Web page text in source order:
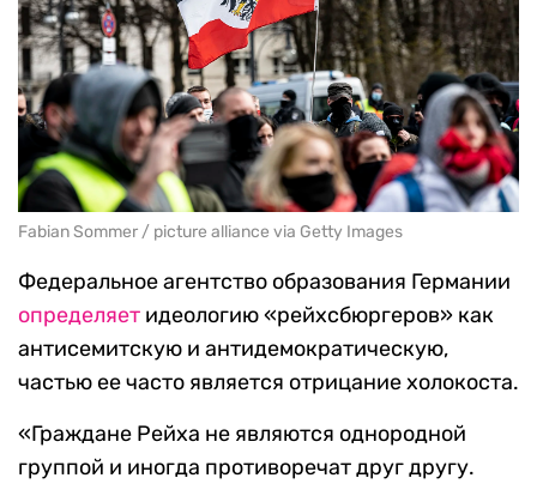
Fabian Sommer / picture alliance via Getty Images
Федеральное агентство образования Германии
определяет идеологию «рейхсбюргеров» как
антисемитскую и антидемократическую,
частью ее часто является отрицание холокоста.
«Граждане Рейха не являются однородной
группой и иногда противоречат друг другу.